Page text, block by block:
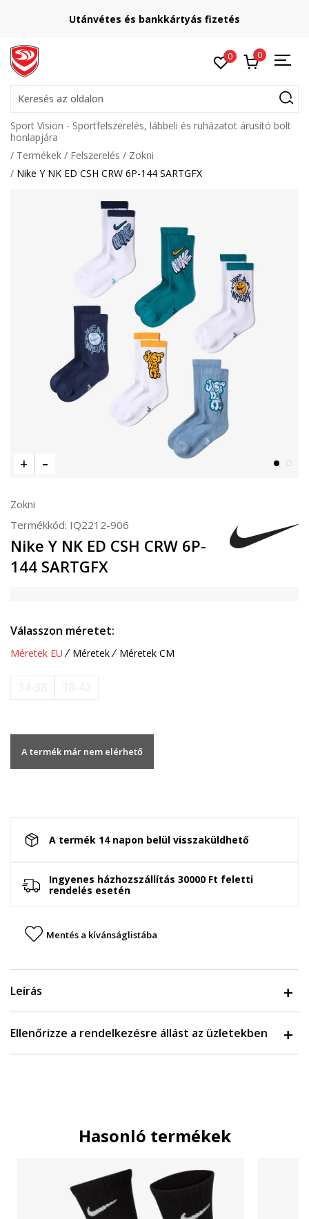
Utánvétes és bankkártyás fizetés
0 0
Keresés az oldalon
Sport Vision - Sportfelszerelés, lábbeli és ruházatot árusító bolt
honlapjára
Termékek
Felszerelés
Zokni
Nike Y NK ED CSH CRW 6P-144 SARTGFX
Zokni
Termékkód: IQ2212-906
Nike Y NK ED CSH CRW 6P-
144 SARTGFX
Válasszon méretet:
Méretek EU Méretek Méretek CM
A termék már nem elérhető
A termék 14 napon belül visszaküldhető
Ingyenes házhozszállítás 30000 Ft feletti
rendelés esetén
Mentés a kívánságlistába
Leírás
Ellenőrizze a rendelkezésre állást az üzletekben
Hasonló termékek